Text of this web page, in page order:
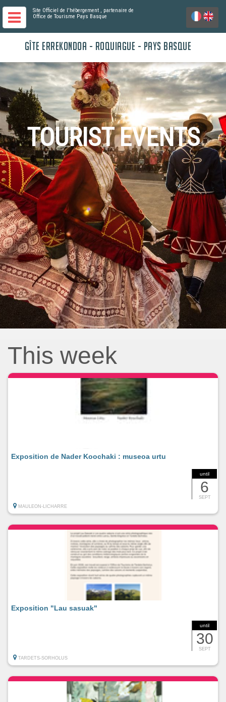
Site Officiel de l'hébergement , partenaire de
Office de Tourisme Pays Basque
GÎTE ERREKONDOA - ROQUIAGUE - PAYS BASQUE
TOURIST EVENTS
This week
until
6
SEPT
Exposition de Nader Koochaki : museoa urtu
MAULEON-LICHARRE
until
30
SEPT
Exposition "Lau sasuak"
TARDETS-SORHOLUS